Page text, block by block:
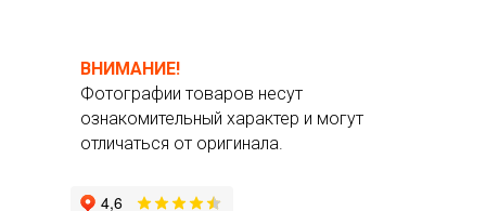
ВНИМАНИЕ!
Фотографии товаров несут
ознакомительный характер и могут
отличаться от оригинала.